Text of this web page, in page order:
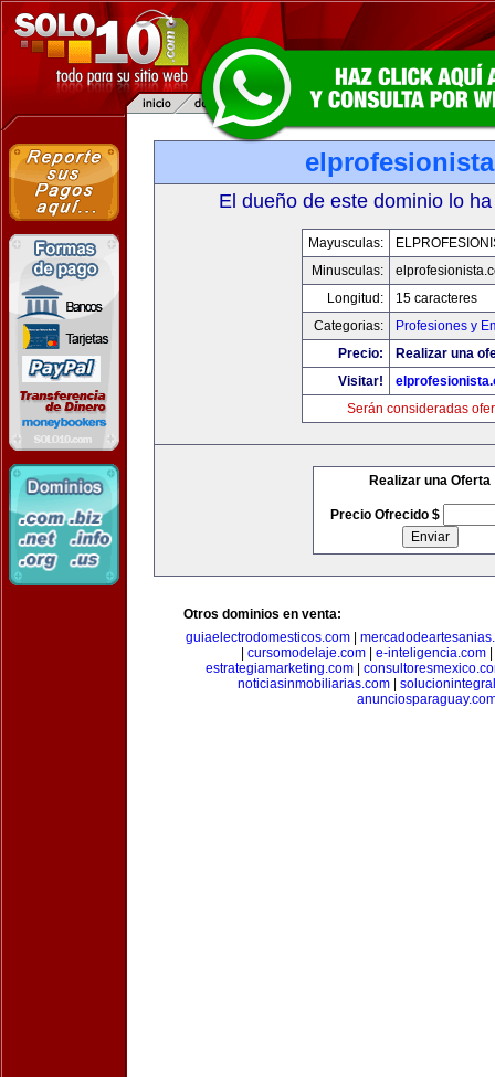
El dueño de este dominio lo
Mayusculas:
Minusculas:
Longitud:
15 caracteres
Categorias:
Profesiones y
Precio:
Realizar una
Visitar!
Serán consideradas
Realizar una Oferta
Precio Ofrecido $
Otros dominios en venta:
guiaelectrodomesticos.com
cursomodelaje.com| e-inteligencia.com|
estrategiamarketing.com|
noticiasinmobiliarias.com